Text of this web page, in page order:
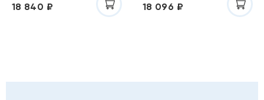
18 840 ₽ 18 096 ₽